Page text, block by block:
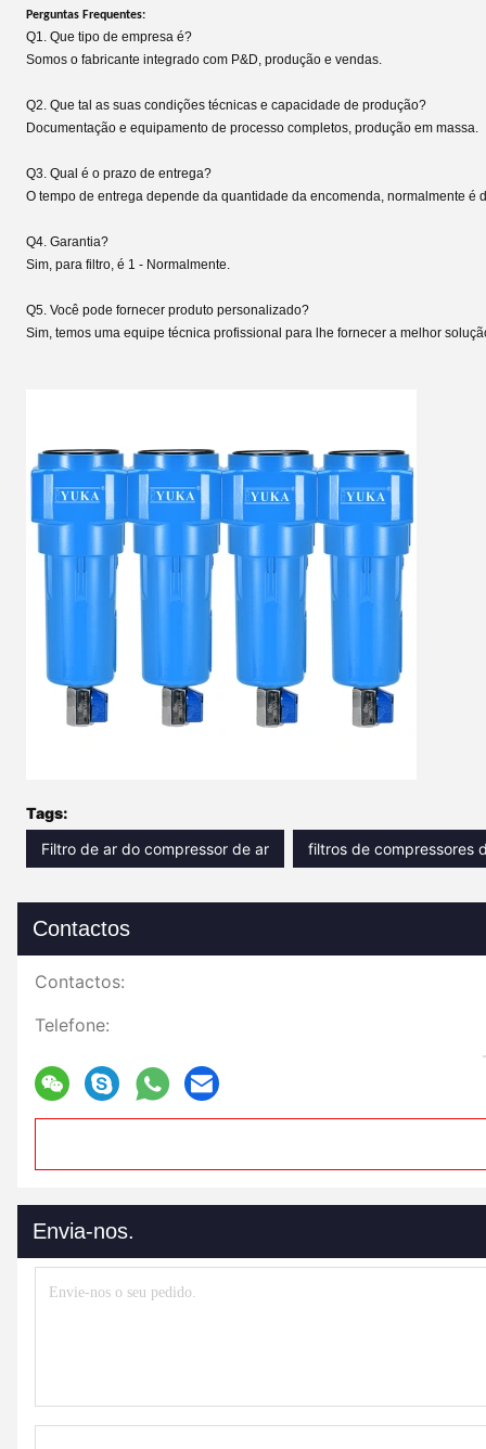
Perguntas Frequentes:
Q1. Que tipo de empresa é?
Somos o fabricante integrado com P&D, produção e vendas.
Q2. Que tal as suas condições técnicas e capacidade de produção?
Documentação e equipamento de processo completos, produção em massa.
Q3. Qual é o prazo de entrega?
O tempo de entrega depende da quantidade da encomenda, normalmente é
Q4. Garantia?
Sim, para filtro, é 1 - Normalmente.
Q5. Você pode fornecer produto personalizado?
Sim, temos uma equipe técnica profissional para lhe fornecer a melhor
Tags:
Filtro de ar do compressor de ar
filtros de compressores
Contactos
Contactos:
Telefone:
Envia-nos.